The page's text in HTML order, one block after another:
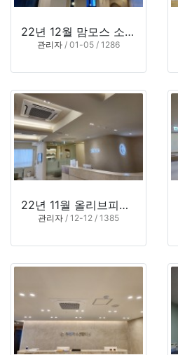
22년 12월 맘모스 소아청소년과 (부산 동래구 온천동)
관리자 / 01-05 / 1286
22년 11월 올리브피부과의원 (부산 북구 덕천동)
관리자 / 12-12 / 1385